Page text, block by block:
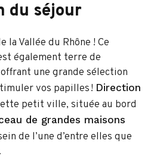
du séjour
la Vallée du Rhône ! Ce
également terre de
une grande sélection
vos papilles ! Direction
petit ville, située au bord
de grandes maisons
de l’une d’entre elles que